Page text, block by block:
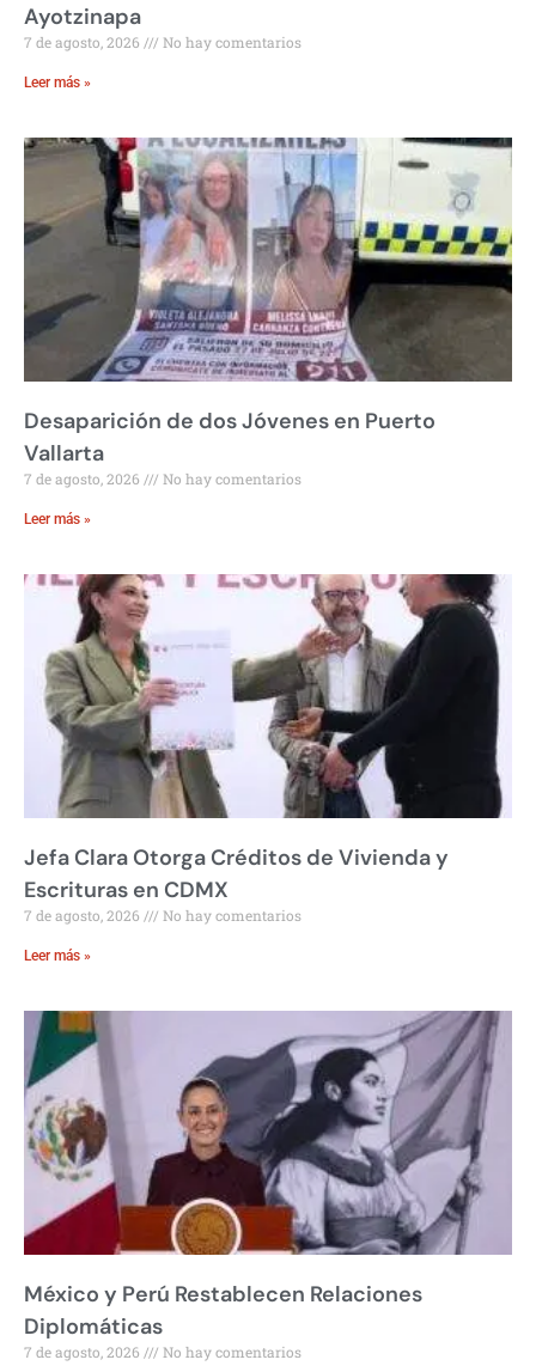
Ayotzinapa
7 de agosto, 2026 No hay comentarios
Leer más »
Desaparición de dos Jóvenes en Puerto
Vallarta
7 de agosto, 2026 No hay comentarios
Leer más »
Jefa Clara Otorga Créditos de Vivienda y
Escrituras en CDMX
7 de agosto, 2026 No hay comentarios
Leer más »
México y Perú Restablecen Relaciones
Diplomáticas
7 de agosto, 2026 No hay comentarios